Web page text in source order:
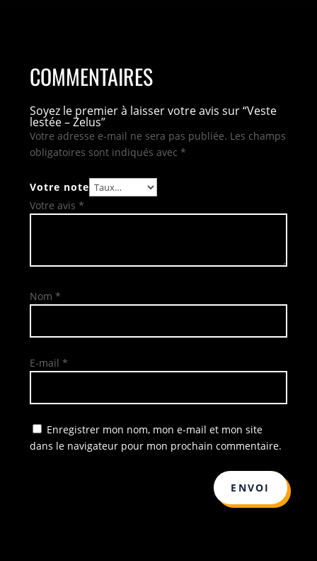
COMMENTAIRES
Soyez le premier à laisser votre avis sur “Veste
lestée – Zelus”
Votre adresse e-mail ne sera pas publiée. Les champs
obligatoires sont indiqués avec*
Votre note
Votre avis*
Nom*
E-mail*
Enregistrer mon nom, mon e-mail et mon site
dans le navigateur pour mon prochain commentaire.
ENVOI